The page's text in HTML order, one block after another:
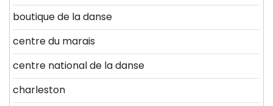
boutique de la danse
centre du marais
centre national de la danse
charleston